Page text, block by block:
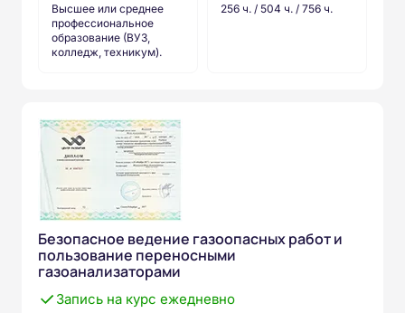
Высшее или среднее
профессиональное
образование (ВУЗ,
колледж, техникум).
256 ч. / 504 ч. / 756 ч.
Безопасное ведение газоопасных работ и
пользование переносными
газоанализаторами
Запись на курс ежедневно